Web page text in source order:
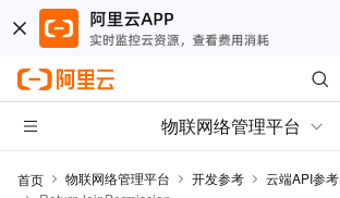
物联网络管理平台
首页 物联网络管理平台 开发参考 云端API参考